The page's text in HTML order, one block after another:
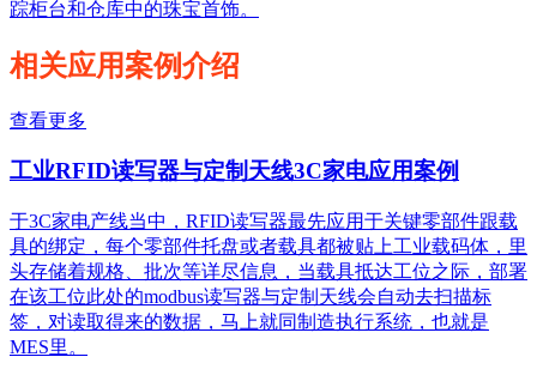
踪柜台和仓库中的珠宝首饰。
相关应用案例介绍
查看更多
工业RFID读写器与定制天线3C家电应用案例
于3C家电产线当中，RFID读写器最先应用于关键零部件跟载
具的绑定，每个零部件托盘或者载具都被贴上工业载码体，里
头存储着规格、批次等详尽信息，当载具抵达工位之际，部署
在该工位此处的modbus读写器与定制天线会自动去扫描标
签，对读取得来的数据，马上就同制造执行系统，也就是
MES里。